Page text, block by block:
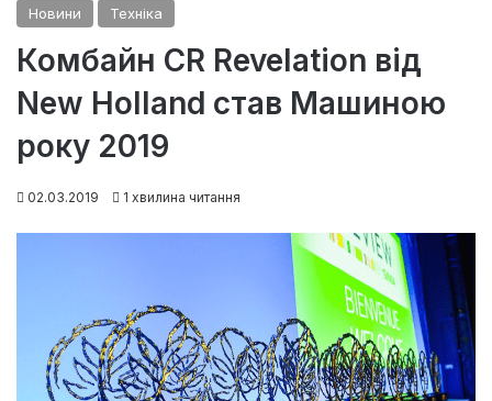
Новини Техніка
Комбайн CR Revelation від
New Holland став Машиною
року 2019
02.03.2019 1 хвилина читання